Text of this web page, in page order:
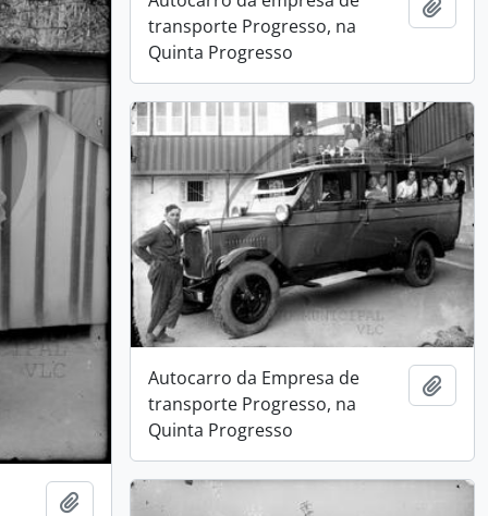
transporte Progresso, na
Quinta Progresso
Add
Add to clipboard
Autocarro da Empresa de
transporte Progresso, na
Quinta Progresso
Add